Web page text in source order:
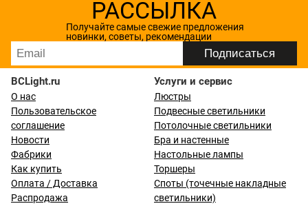
РАССЫЛКА
Получайте самые свежие предложения
новинки, советы, рекомендации
BCLight.ru
О нас
Пользовательское
соглашение
Новости
Фабрики
Как купить
Оплата / Доставка
Распродажа
Услуги и сервис
Люстры
Подвесные светильники
Потолочные светильники
Бра и настенные
Настольные лампы
Торшеры
Споты (точечные накладные
светильники)